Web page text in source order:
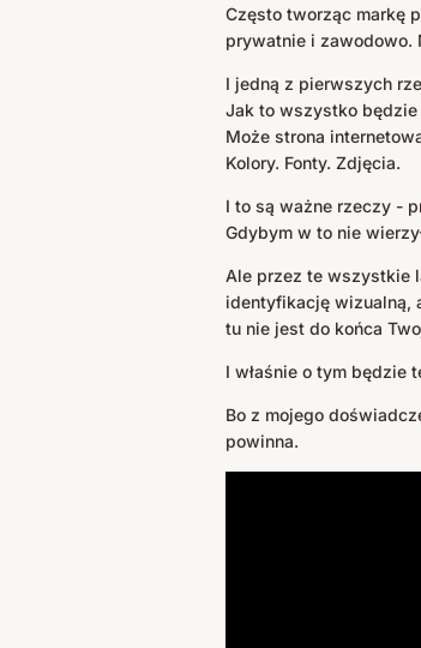
Często tworząc markę
prywatnie i zawodowo.
I jedną z pierwszych
Jak to wszystko
Może strona
Kolory. Fonty. Zdjęcia.
I to są ważne rzeczy -
Gdybym w to nie
Ale przez te wszystkie
identyfikację wizualną,
tu nie jest do końca
I właśnie o tym będzie
Bo z mojego
powinna.